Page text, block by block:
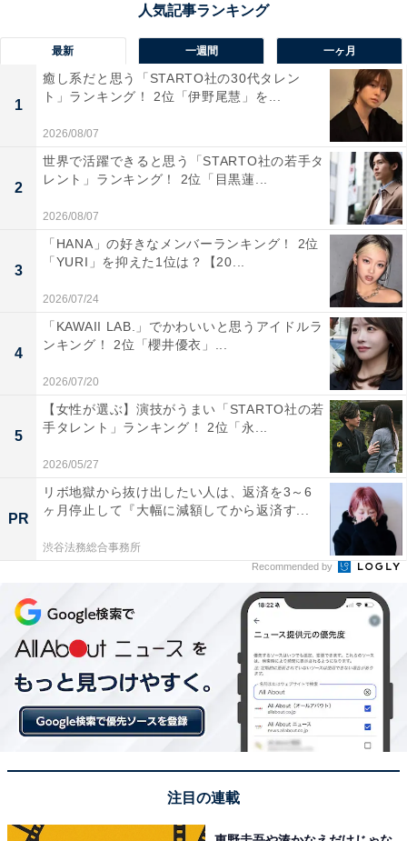
1位：どんぐりの里いなぶ（豊田市）／69票
「道の駅 どんぐりの里いなぶ」は、山あいの自然豊かな
武節町にあり、四季の景観と地域の魅力を一度に楽しめ
る人気スポットです。敷地内には温泉施設「どんぐりの
湯」があり、ドライブの疲れを癒せるのが大きな魅力。
「どんぐり横丁」には地元の野菜や山の幸が並び、秋に
は新鮮なきのこや栗を求める人でにぎわいます。周辺は
紅葉の名所が多く、行楽シーズンには観光とセットで訪
れる人が絶えません。自然、温泉、グルメが三拍子そろ
った道の駅として、遠方からでも訪れる価値のある場所
です。
※2025年10月現在、「どんぐりの湯」は臨時休業中で
す。詳しくは公式Webサイトなどをご確認ください。
回答者からは「周辺で紅葉も楽しめることや、温泉楽し
めるところが魅力的だからです」（40代女性／愛知
県）、「紅葉も綺麗で、リニューアルされたようなので
行ってみたい」（40代女性／神奈川県）、「豊田の山間
にあり、自然豊かな施設。秋には栗きんとんや栗のスイ
ーツが楽しめるから」（30代女性／愛知県）、「紅葉を
見ながらのドライブが出来、おいしい五平餅や稲武の野
菜などが揃い、隣には稲武温泉どんぐりの湯があるので
さっぱりできます」（30代女性／愛知県）といった声が
集まりました。
最新 一週間 一ヶ月
1
癒し系だと思う「STARTO社の30代タレン
ト」ランキング！ 2位「伊野尾慧」を...
2026/08/07
2
世界で活躍できると思う「STARTO社の若手タ
レント」ランキング！ 2位「目黒蓮...
2026/08/07
3
「HANA」の好きなメンバーランキング！ 2位
「YURI」を抑えた1位は？【20...
2026/07/24
4
「KAWAII LAB.」でかわいいと思うアイドルラ
ンキング！ 2位「櫻井優衣」...
2026/07/20
5
【女性が選ぶ】演技がうまい「STARTO社の若
手タレント」ランキング！ 2位「永...
2026/05/27
PR
リボ地獄から抜け出したい人は、返済を3～6
ヶ月停止して『大幅に減額してから返済す...
渋谷法務総合事務所
Recommended by
注目の連載